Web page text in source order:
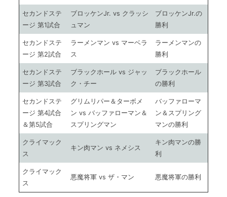
セカンドステ
ージ 第1試合
ブロッケンJr. vs クラッシ
ュマン
ブロッケンJr.の
勝利
セカンドステ
ージ 第2試合
ラーメンマン vs マーベラ
ス
ラーメンマンの
勝利
セカンドステ
ージ 第3試合
ブラックホール vs ジャッ
ク・チー
ブラックホール
の勝利
セカンドステ
ージ 第4試合
＆第5試合
グリムリパー＆ターボメ
ン vs バッファローマン＆
スプリングマン
バッファローマ
ン＆スプリング
マンの勝利
クライマック
ス
キン肉マン vs ネメシス
キン肉マンの勝
利
クライマック
ス
悪魔将軍 vs ザ・マン 悪魔将軍の勝利